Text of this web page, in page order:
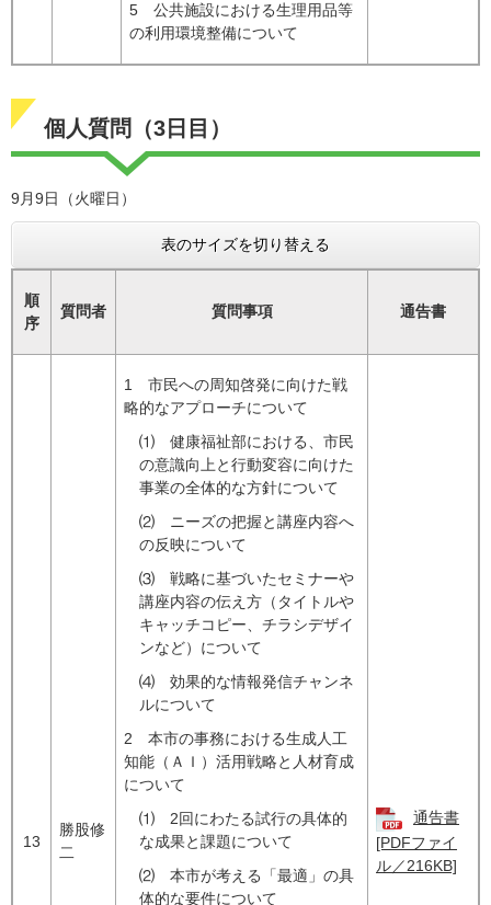
5 公共施設における生理用品等
の利用環境整備について
個人質問（3日目）
9月9日（火曜日）
表のサイズを切り替える
順
序
質問者 質問事項 通告書
13
勝股修
二
1 市民への周知啓発に向けた戦
略的なアプローチについて
⑴ 健康福祉部における、市民
の意識向上と行動変容に向けた
事業の全体的な方針について
⑵ ニーズの把握と講座内容へ
の反映について
⑶ 戦略に基づいたセミナーや
講座内容の伝え方（タイトルや
キャッチコピー、チラシデザイ
ンなど）について
⑷ 効果的な情報発信チャンネ
ルについて
2 本市の事務における生成人工
知能（ＡＩ）活用戦略と人材育成
について
⑴ 2回にわたる試行の具体的
な成果と課題について
⑵ 本市が考える「最適」の具
体的な要件について
通告書
[PDFファイ
ル／216KB]